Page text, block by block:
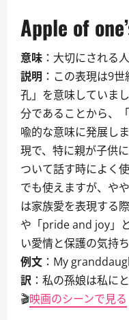
Apple of
意味 ：大切にされる
説明 ：この表現は9
孔」を意味していま
分であることから、
喩的な意味に発展し
現で、特に親が子供
ついて話す時によく
でも使えますが、や
は家族愛を表現する
や「pride and joy」
い愛情と保護の気持
例文 ：My
訳 ：私の孫娘は私に
🎬映画のシーンで見る